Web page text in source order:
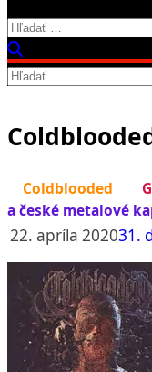
Hľadať:
Hľadať:
Coldblooded
a české metalové
22. apríla 202031.